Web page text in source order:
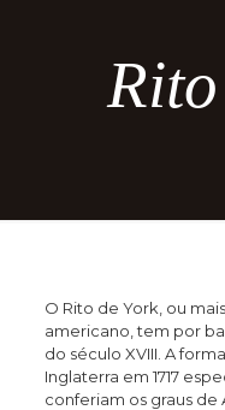
O Rito de York, ou
americano, tem por
do século XVIII. A
Inglaterra em 1717
conferiam os graus